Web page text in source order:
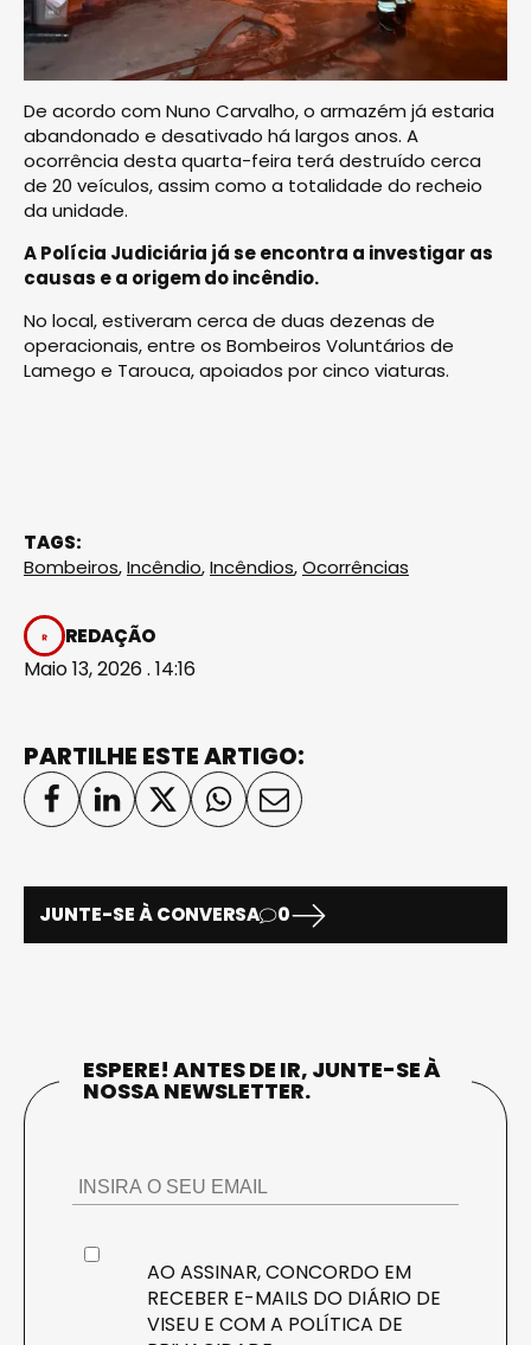
De acordo com Nuno Carvalho, o armazém já estaria
abandonado e desativado há largos anos. A
ocorrência desta quarta-feira terá destruído cerca
de 20 veículos, assim como a totalidade do recheio
da unidade.
A Polícia Judiciária já se encontra a investigar as
causas e a origem do incêndio.
No local, estiveram cerca de duas dezenas de
operacionais, entre os Bombeiros Voluntários de
Lamego e Tarouca, apoiados por cinco viaturas.
TAGS:
Bombeiros,Incêndio,Incêndios,Ocorrências
REDAÇÃO
Maio 13, 2026 . 14:16
PARTILHE ESTE ARTIGO:
JUNTE-SE À CONVERSA 0
ESPERE! ANTES DE IR, JUNTE-SE À
NOSSA NEWSLETTER.
AO ASSINAR, CONCORDO EM
RECEBER E-MAILS DO DIÁRIO DE
VISEU E COM A POLÍTICA DE